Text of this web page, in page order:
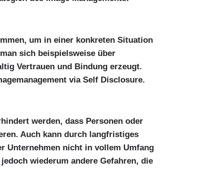
um in einer konkreten Situation
sich beispielsweise über
Vertrauen und Bindung erzeugt.
via Self Disclosure.
werden, dass Personen oder
Auch kann durch langfristiges
Unternehmen nicht in vollem Umfang
wiederum andere Gefahren, die